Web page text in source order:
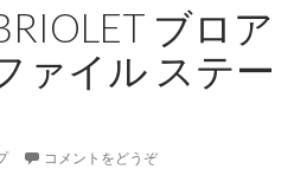
ブロア
ァイル ステー
コメントをどうぞ